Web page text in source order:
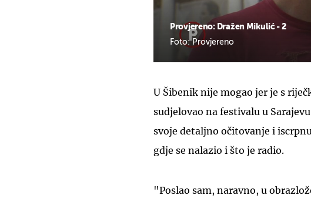
Provjereno: Dražen Mikulić - 2
Foto: Provjereno
U Šibenik nije mogao jer je s
sudjelovao na festivalu u
svoje detaljno očitovanje i
gdje se nalazio i što je radio.
"Poslao sam, naravno, u